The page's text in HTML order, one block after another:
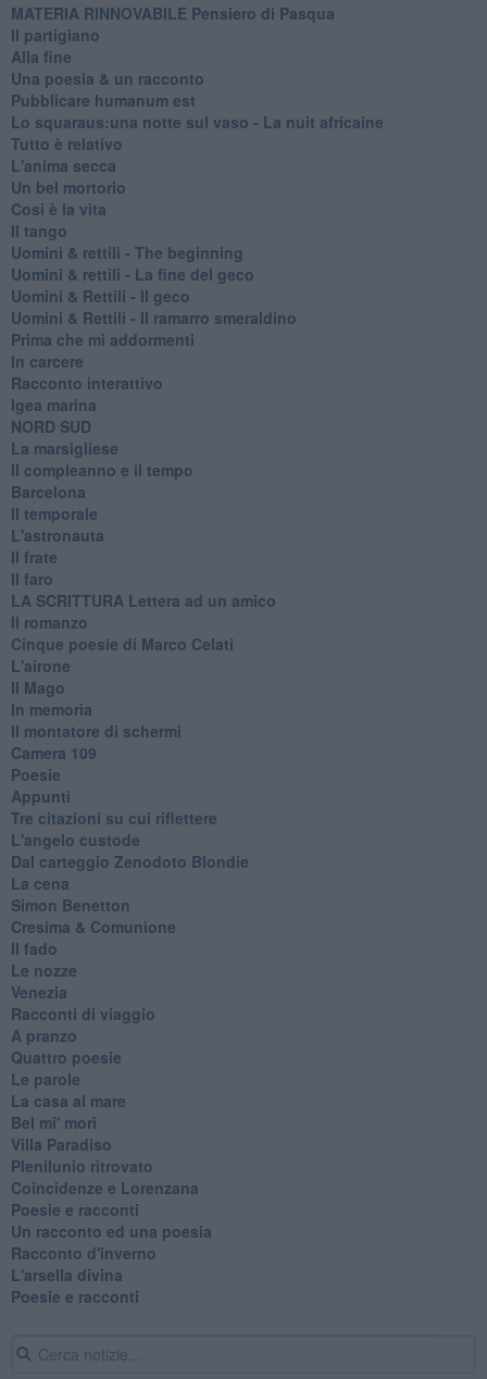
MATERIA RINNOVABILE Pensiero di Pasqua
Il partigiano
Alla fine
Una poesia & un racconto
Pubblicare humanum est
Lo squaraus:una notte sul vaso - La nuit africaine
Tutto è relativo
L'anima secca
Un bel mortorio
Cosi è la vita
Il tango
​Uomini & rettili - The beginning
​Uomini & rettili - La fine del geco
Uomini & Rettili - Il geco
Uomini & Rettili - Il ramarro smeraldino
Prima che mi addormenti
In carcere
Racconto interattivo
Igea marina
​NORD SUD
La marsigliese
Il compleanno e il tempo
Barcelona
Il temporale
L'astronauta
Il frate
Il faro
​LA SCRITTURA Lettera ad un amico
Il romanzo
Cinque poesie di Marco Celati
L'airone
Il Mago
In memoria
Il montatore di schermi
Camera 109
Poesie
Appunti
Tre citazioni su cui riflettere
L'angelo custode
Dal carteggio Zenodoto Blondie
La cena
Simon Benetton
Cresima & Comunione
Il fado
Le nozze
Venezia
Racconti di viaggio
A pranzo
Quattro poesie
Le parole
La casa al mare
Bel mi' morì
Villa Paradiso
Plenilunio ritrovato
Coincidenze e Lorenzana
Poesie e racconti
Un racconto ed una poesia
Racconto d'inverno
​L'arsella divina
Poesie e racconti